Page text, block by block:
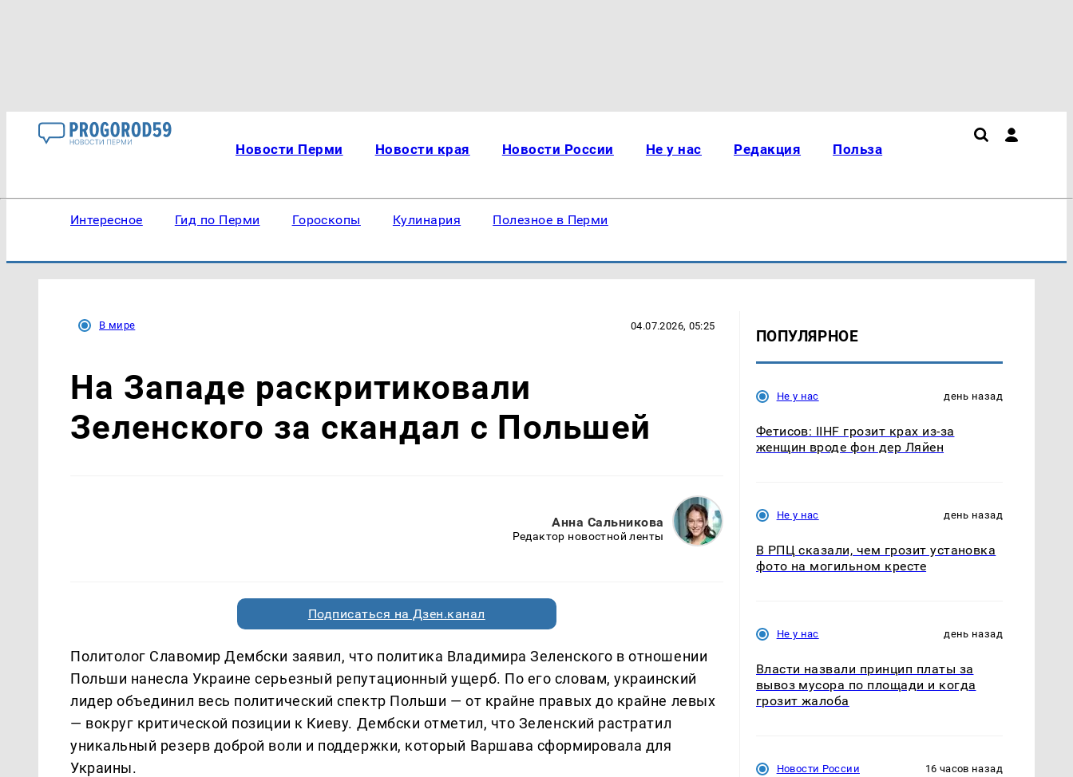
Новости Перми Новости края Новости России Не у нас Редакция Польза
Интересное Гид по Перми Гороскопы Кулинария Полезное в Перми
В мире 04.07.2026, 05:25
На Западе раскритиковали
Зеленского за скандал с Польшей
Анна Сальникова
Редактор новостной ленты
Подписаться на Дзен.канал
Политолог Славомир Дембски заявил, что политика Владимира Зеленского в отношении
Польши нанесла Украине серьезный репутационный ущерб. По его словам, украинский
лидер объединил весь политический спектр Польши — от крайне правых до крайне левых
— вокруг критической позиции к Киеву. Дембски отметил, что Зеленский растратил
уникальный резерв доброй воли и поддержки, который Варшава сформировала для
Украины.
ПОПУЛЯРНОЕ
Не у нас день назад
Фетисов: IIHF грозит крах из-за
женщин вроде фон дер Ляйен
Не у нас день назад
В РПЦ сказали, чем грозит установка
фото на могильном кресте
Не у нас день назад
Власти назвали принцип платы за
вывоз мусора по площади и когда
грозит жалоба
Новости России 16 часов назад